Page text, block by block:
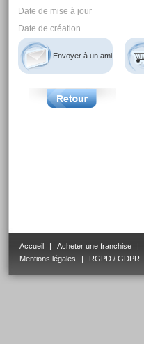
Date de mise à jour
Date de création
Envoyer à un ami
Accueil | Acheter une franchise |
Mentions légales
| RGPD / GDPR